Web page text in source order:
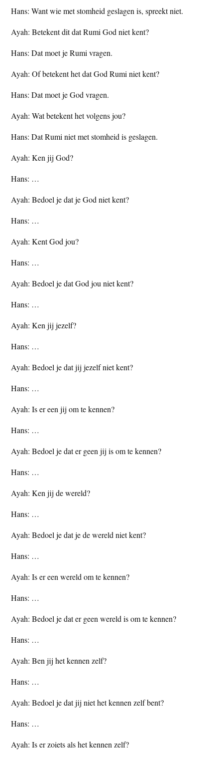
Hans: Want wie met stomheid geslagen is, spreekt niet.
Ayah: Betekent dit dat Rumi God niet kent?
Hans: Dat moet je Rumi vragen.
Ayah: Of betekent het dat God Rumi niet kent?
Hans: Dat moet je God vragen.
Ayah: Wat betekent het volgens jou?
Hans: Dat Rumi niet met stomheid is geslagen.
Ayah: Ken jij God?
Hans: …
Ayah: Bedoel je dat je God niet kent?
Hans: …
Ayah: Kent God jou?
Hans: …
Ayah: Bedoel je dat God jou niet kent?
Hans: …
Ayah: Ken jij jezelf?
Hans: …
Ayah: Bedoel je dat jij jezelf niet kent?
Hans: …
Ayah: Is er een jij om te kennen?
Hans: …
Ayah: Bedoel je dat er geen jij is om te kennen?
Hans: …
Ayah: Ken jij de wereld?
Hans: …
Ayah: Bedoel je dat je de wereld niet kent?
Hans: …
Ayah: Is er een wereld om te kennen?
Hans: …
Ayah: Bedoel je dat er geen wereld is om te kennen?
Hans: …
Ayah: Ben jij het kennen zelf?
Hans: …
Ayah: Bedoel je dat jij niet het kennen zelf bent?
Hans: …
Ayah: Is er zoiets als het kennen zelf?